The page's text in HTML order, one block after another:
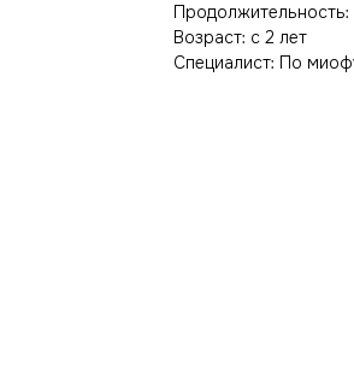
Продолжительность:
Возраст: с 2 лет
Специалист: По